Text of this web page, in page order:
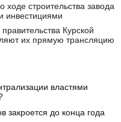
ходе строительства завода
инвестициями
Курской
их прямую трансляцию
властями
закроется до конца года